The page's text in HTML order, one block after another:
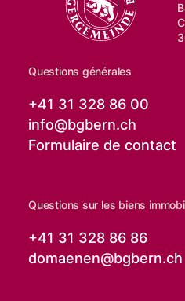
Questions générales
+41 31 328 86 00
info@bgbern.ch
Formulaire de contact
Questions sur les biens
+41 31 328 86 86
domaenen@bgbern.ch